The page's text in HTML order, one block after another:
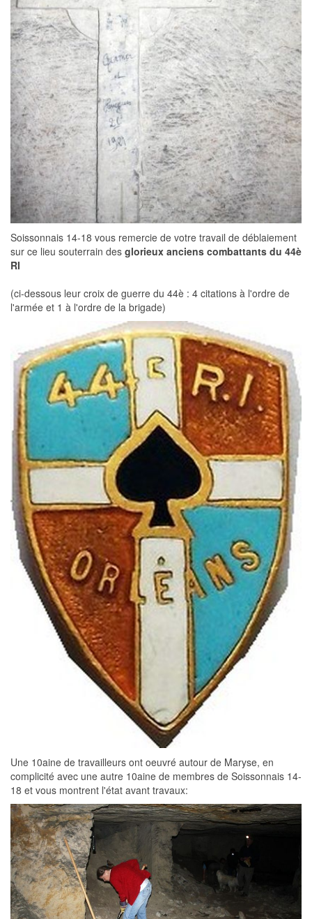
Soissonnais 14-18 vous remercie de votre travail de déblaiement
sur ce lieu souterrain des glorieux anciens combattants du 44è
RI
(ci-dessous leur croix de guerre du 44è : 4 citations à l'ordre de
l'armée et 1 à l'ordre de la brigade)
Une 10aine de travailleurs ont oeuvré autour de Maryse, en
complicité avec une autre 10aine de membres de Soissonnais 14-
18 et vous montrent l'état avant travaux: